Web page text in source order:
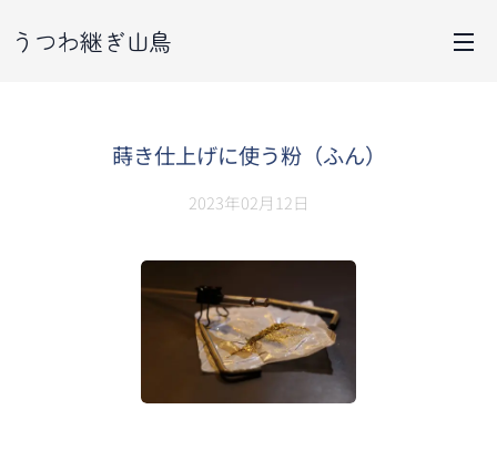
うつわ継ぎ山鳥
蒔き仕上げに使う粉（ふん）
2023年02月12日